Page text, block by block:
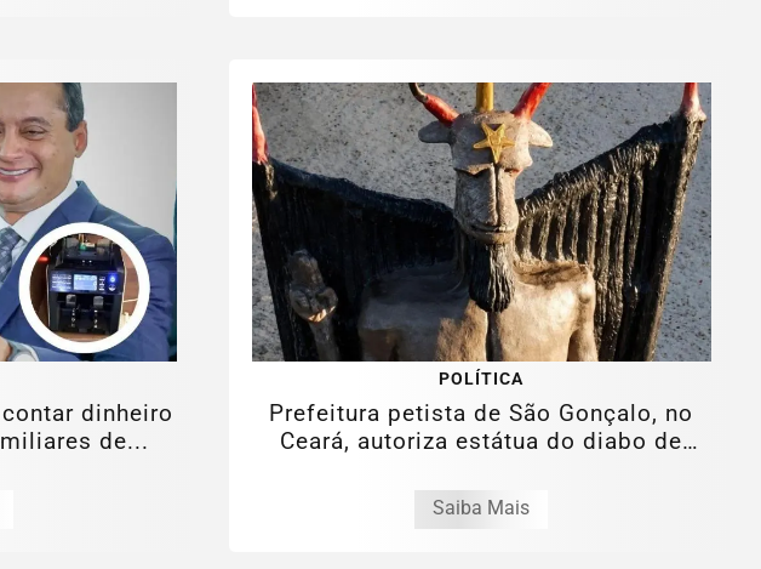
dinheiro
de...
POLÍTICA
Prefeitura petista de São Gonçalo, no
Ceará, autoriza estátua do diabo de
Saiba Mais